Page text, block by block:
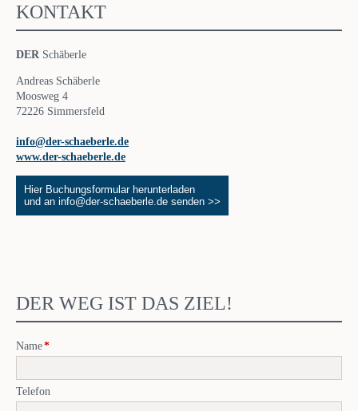
KONTAKT
DER Schäberle
Andreas Schäberle
Moosweg 4
72226 Simmersfeld
info@der-schaeberle.de
www.der-schaeberle.de
Hier Buchungsformular herunterladen
und an info@der-schaeberle.de senden >>
DER WEG IST DAS ZIEL!
Pflichtfeld
Name*
Telefon